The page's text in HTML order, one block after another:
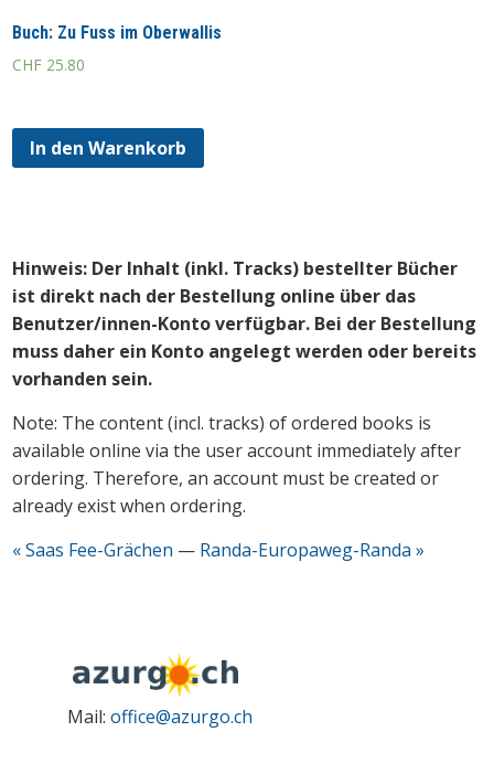
Buch: Zu Fuss im Oberwallis
CHF 25.80
In den Warenkorb
Hinweis: Der Inhalt (inkl. Tracks) bestellter Bücher
ist direkt nach der Bestellung online über das
Benutzer/innen-Konto verfügbar. Bei der Bestellung
muss daher ein Konto angelegt werden oder bereits
vorhanden sein.
Note: The content (incl. tracks) of ordered books is
available online via the user account immediately after
ordering. Therefore, an account must be created or
already exist when ordering.
« Saas Fee-Grächen — Randa-Europaweg-Randa »
Mail:office@azurgo.ch